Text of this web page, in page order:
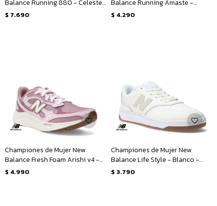
Balance Running 880 - Celeste
- Azul Marino
$ 7.690
Balance Running Amaste -
Negro - Plata
$ 4.290
Championes de Mujer New
Balance Fresh Foam Arishi v4 -
Rosado - Blanco
$ 4.990
Championes de Mujer New
Balance Life Style - Blanco -
Verde Claro
$ 3.790